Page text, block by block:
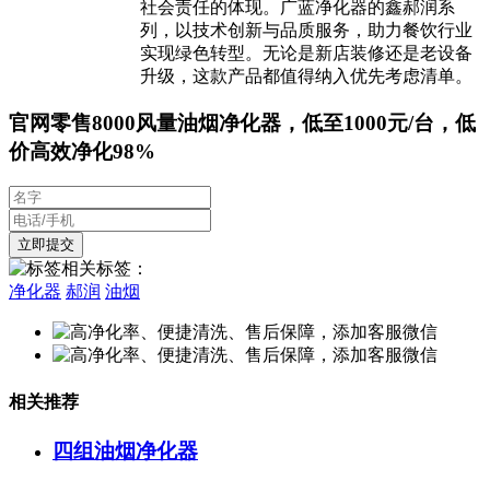
社会责任的体现。广蓝净化器的鑫郝润系
列，以技术创新与品质服务，助力餐饮行业
实现绿色转型。无论是新店装修还是老设备
升级，这款产品都值得纳入优先考虑清单。
官网零售8000风量油烟净化器，低至1000元/台，低
价高效净化98%
相关标签：
净化器 郝润 油烟
相关推荐
四组油烟净化器